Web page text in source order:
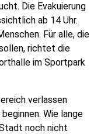
Die Evakuierung
ab 14 Uhr.
Für alle, die
richtet die
im Sportpark
verlassen
Wie lange
noch nicht